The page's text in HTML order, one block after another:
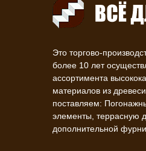
Это торгово-
более 10 лет
ассортимента
материалов из
поставляем:
элементы, террасную
дополнительной